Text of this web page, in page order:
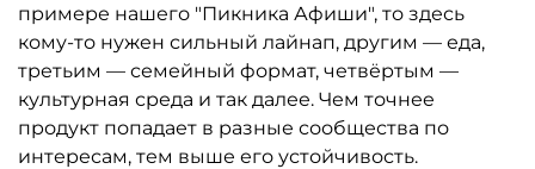
примере нашего "Пикника Афиши", то здесь
кому-то нужен сильный лайнап, другим — еда,
третьим — семейный формат, четвёртым —
культурная среда и так далее. Чем точнее
продукт попадает в разные сообщества по
интересам, тем выше его устойчивость.